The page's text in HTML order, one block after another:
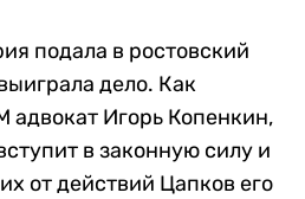
подала в ростовский
дело. Как
адвокат Игорь Копенкин,
в законную силу и
от действий Цапков его